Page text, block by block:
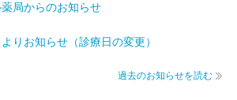
局からのお知らせ
りお知らせ（診療日の変更）
過去のお知らせを読む